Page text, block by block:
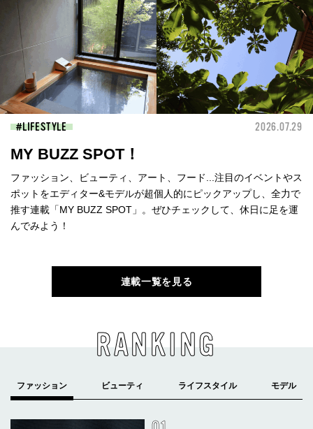
LIFESTYLE 2026.07.29
MY BUZZ SPOT！
ファッション、ビューティ、アート、フード...注目のイベントやス
ポットをエディター&モデルが超個人的にピックアップし、全力で
推す連載「MY BUZZ SPOT」。ぜひチェックして、休日に足を運
んでみよう！
連載一覧を見る
RANKING